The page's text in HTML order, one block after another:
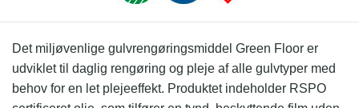
Det miljøvenlige gulvrengøringsmiddel Green Floor er
udviklet til daglig rengøring og pleje af alle gulvtyper med
behov for en let plejeeffekt. Produktet indeholder RSPO